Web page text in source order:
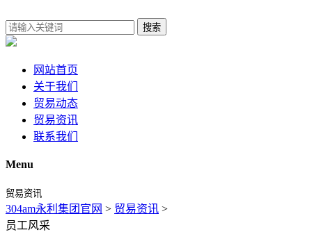
搜索
网站首页
关于我们
贸易动态
贸易资讯
联系我们
Menu
贸易资讯
304am永利集团官网 > 贸易资讯 >
员工风采